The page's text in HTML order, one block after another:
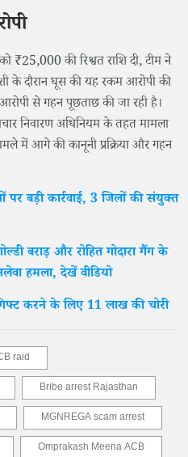
₹25,000 की रिश्वत राशि दी, टीम ने
के दौरान घूस की यह रकम आरोपी की
से गहन पूछताछ की जा रही है।
निवारण अधिनियम के तहत मामला
में आगे की कानूनी प्रक्रिया और गहन
पर बड़ी कार्रवाई, 3 जिलों की संयुक्त
बराड़ और रोहित गोदारा गैंग के
हमला, देखें वीडियो
करने के लिए 11 लाख की चोरी
raid
Bribe arrest Rajasthan
MGNREGA scam arrest
Omprakash Meena ACB